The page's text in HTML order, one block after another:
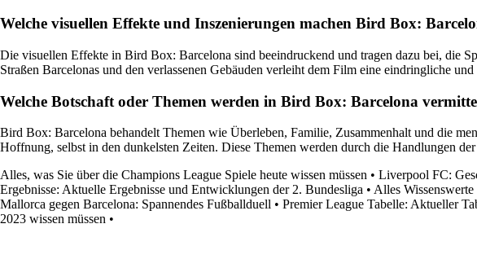
Welche visuellen Effekte und Inszenierungen machen Bird Box:
Die visuellen Effekte in Bird Box: Barcelona sind beeindruckend und tragen dazu bei, die
Straßen Barcelonas und den verlassenen Gebäuden verleiht dem Film eine eindringliche
Welche Botschaft oder Themen werden in Bird Box: Barcelona
Bird Box: Barcelona behandelt Themen wie Überleben, Familie, Zusammenhalt und die
Hoffnung, selbst in den dunkelsten Zeiten. Diese Themen werden durch die Handlungen
Alles, was Sie über die Champions League Spiele heute wissen müssen • Liverpool FC:
Ergebnisse: Aktuelle Ergebnisse und Entwicklungen der 2. Bundesliga • Alles
Mallorca gegen Barcelona: Spannendes Fußballduell • Premier League Tabelle: Aktueller
2023 wissen müssen •